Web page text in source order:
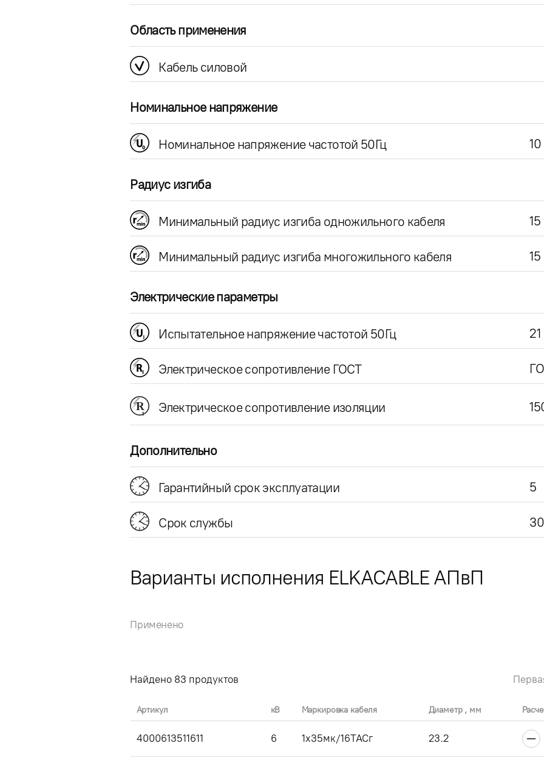
Область применения
Кабель силовой
Номинальное напряжение
Номинальное напряжение частотой 50Гц 10
Радиус изгиба
Минимальный радиус изгиба одножильного кабеля 15
Минимальный радиус изгиба многожильного кабеля 15
Электрические параметры
Испытательное напряжение частотой 50Гц 21
Электрическое сопротивление ГОСТ
Электрическое сопротивление изоляции
Дополнительно
Гарантийный срок эксплуатации 5
Срок службы 30
Варианты исполнения ELKACABLE АПвП
Применено
Найдено 83 продуктов
Артикул кВ Маркировка кабеля Диаметр , мм
4000613511611 6 1x35мк/16ТАСг 23.2